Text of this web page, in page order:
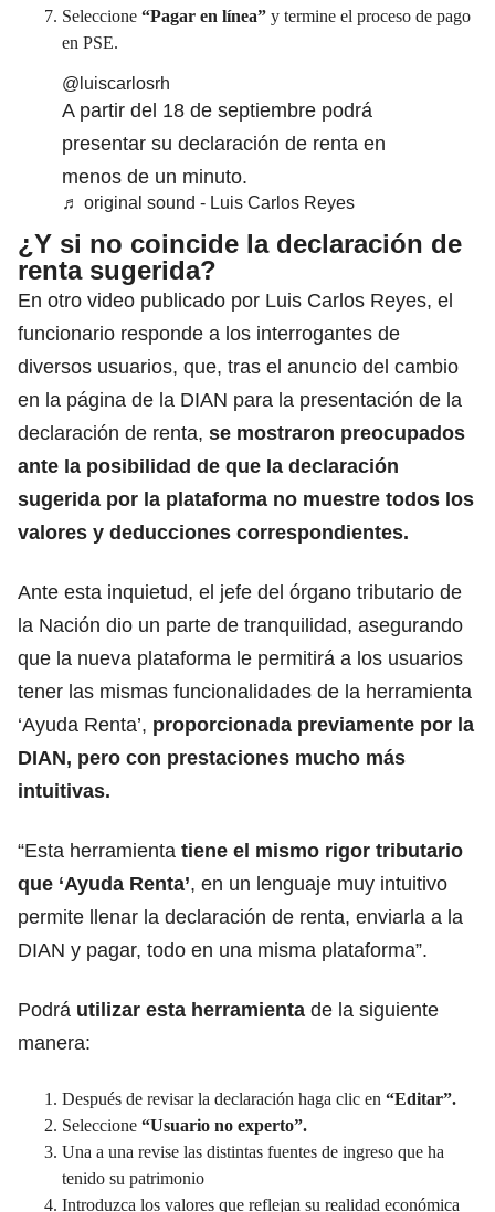
Seleccione “Pagar en línea” y termine el proceso de pago
en PSE.
@luiscarlosrh
A partir del 18 de septiembre podrá
presentar su declaración de renta en
menos de un minuto.
♬ original sound - Luis Carlos Reyes
¿Y si no coincide la declaración de
renta sugerida?
En otro video publicado por Luis Carlos Reyes, el
funcionario responde a los interrogantes de
diversos usuarios, que, tras el anuncio del cambio
en la página de la DIAN para la presentación de la
declaración de renta, se mostraron preocupados
ante la posibilidad de que la declaración
sugerida por la plataforma no muestre todos los
valores y deducciones correspondientes.
Ante esta inquietud, el jefe del órgano tributario de
la Nación dio un parte de tranquilidad, asegurando
que la nueva plataforma le permitirá a los usuarios
tener las mismas funcionalidades de la herramienta
‘Ayuda Renta’, proporcionada previamente por la
DIAN, pero con prestaciones mucho más
intuitivas.
“Esta herramienta tiene el mismo rigor tributario
que ‘Ayuda Renta’, en un lenguaje muy intuitivo
permite llenar la declaración de renta, enviarla a la
DIAN y pagar, todo en una misma plataforma”.
Podrá utilizar esta herramienta de la siguiente
manera:
Después de revisar la declaración haga clic en “Editar”.
Seleccione “Usuario no experto”.
Una a una revise las distintas fuentes de ingreso que ha
tenido su patrimonio
Introduzca los valores que reflejan su realidad económica